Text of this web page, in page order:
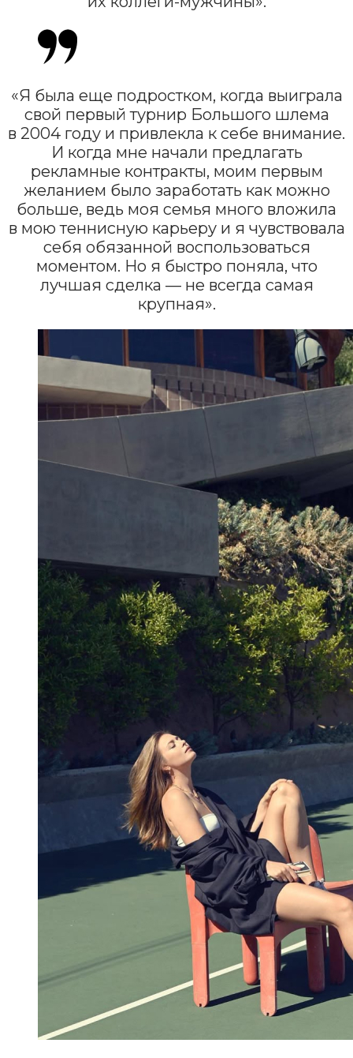
«Я была еще подростком, когда выиграла
свой первый турнир Большого шлема
в 2004 году и привлекла к себе внимание.
И когда мне начали предлагать
рекламные контракты, моим первым
желанием было заработать как можно
больше, ведь моя семья много вложила
в мою теннисную карьеру и я чувствовала
себя обязанной воспользоваться
моментом. Но я быстро поняла, что
лучшая сделка — не всегда самая
крупная».